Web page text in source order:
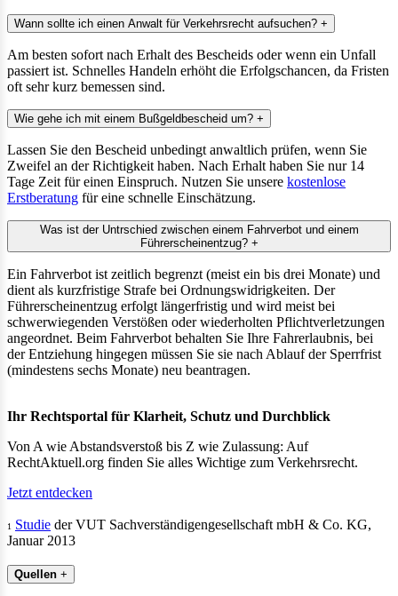
Wann sollte ich einen Anwalt für Verkehrsrecht aufsuchen? +
Am besten sofort nach Erhalt des Bescheids oder wenn ein Unfall
passiert ist. Schnelles Handeln erhöht die Erfolgschancen, da Fristen
oft sehr kurz bemessen sind.
Wie gehe ich mit einem Bußgeldbescheid um? +
Lassen Sie den Bescheid unbedingt anwaltlich prüfen, wenn Sie
Zweifel an der Richtigkeit haben. Nach Erhalt haben Sie nur 14
Tage Zeit für einen Einspruch. Nutzen Sie unsere kostenlose
Erstberatung für eine schnelle Einschätzung.
Was ist der Untrschied zwischen einem Fahrverbot und einem
Führerscheinentzug? +
Ein Fahrverbot ist zeitlich begrenzt (meist ein bis drei Monate) und
dient als kurzfristige Strafe bei Ordnungswidrigkeiten. Der
Führerscheinentzug erfolgt längerfristig und wird meist bei
schwerwiegenden Verstößen oder wiederholten Pflichtverletzungen
angeordnet. Beim Fahrverbot behalten Sie Ihre Fahrerlaubnis, bei
der Entziehung hingegen müssen Sie sie nach Ablauf der Sperrfrist
(mindestens sechs Monate) neu beantragen.
Ihr Rechtsportal für Klarheit, Schutz und Durchblick
Von A wie Abstandsverstoß bis Z wie Zulassung: Auf
RechtAktuell.org finden Sie alles Wichtige zum Verkehrsrecht.
Jetzt entdecken
1 Studie der VUT Sachverständigengesellschaft mbH & Co. KG,
Januar 2013
Quellen +